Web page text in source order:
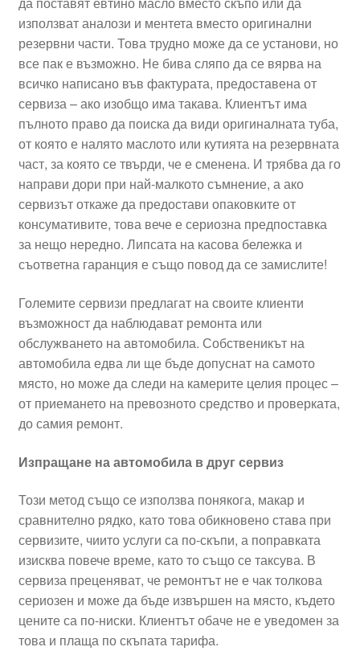
използват аналози и ментета вместо оригинални
резервни части. Това трудно може да се установи, но
все пак е възможно. Не бива сляпо да се вярва на
всичко написано във фактурата, предоставена от
сервиза – ако изобщо има такава. Клиентът има
пълното право да поиска да види оригиналната туба,
от която е налято маслото или кутията на резервната
част, за която се твърди, че е сменена. И трябва да го
направи дори при най-малкото съмнение, а ако
сервизът откаже да предостави опаковките от
консумативите, това вече е сериозна предпоставка
за нещо нередно. Липсата на касова бележка и
съответна гаранция е също повод да се замислите!
Големите сервизи предлагат на своите клиенти
възможност да наблюдават ремонта или
обслужването на автомобила. Собственикът на
автомобила едва ли ще бъде допуснат на самото
място, но може да следи на камерите целия процес –
от приемането на превозното средство и проверката,
до самия ремонт.
Изпращане на автомобила в друг сервиз
Този метод също се използва понякога, макар и
сравнително рядко, като това обикновено става при
сервизите, чиито услуги са по-скъпи, а поправката
изисква повече време, като то също се таксува. В
сервиза преценяват, че ремонтът не е чак толкова
сериозен и може да бъде извършен на място, където
цените са по-ниски. Клиентът обаче не е уведомен за
това и плаща по скъпата тарифа.